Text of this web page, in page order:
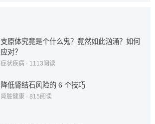
支原体究竟是个什么鬼？竟然如此汹涌？如何
应对？
症状疾病· 1113阅读
降低肾结石风险的 6 个技巧
肾脏健康· 815阅读